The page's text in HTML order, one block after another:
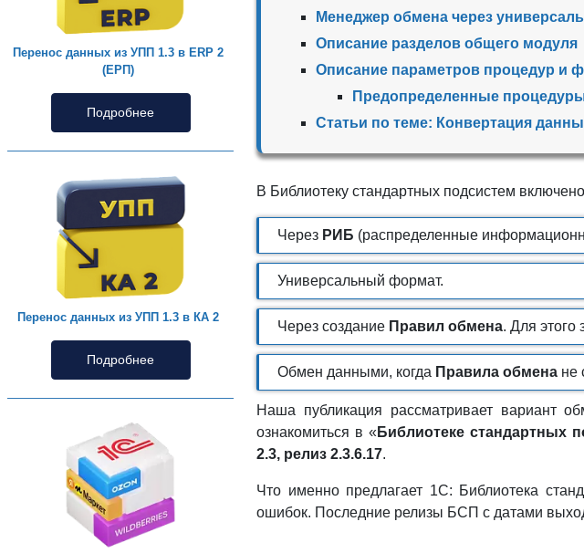
Перенос данных из УПП 1.3 в ERP 2
(ЕРП)
Подробнее
Перенос данных из УПП 1.3 в КА 2
Подробнее
Менеджер обмена через
Описание разделов общего модуля
Описание параметров процедур и
Предопределенные
Статьи по теме: Конвертация
В Библиотеку стандартных подсистем
Через РИБ (распределенные
Универсальный формат.
Через создание Правил обмена. Для этого
Обмен данными, когда Правила обмена не
Наша публикация рассматривает вариант
ознакомиться в « Библиотеке стандартных
2.3, релиз 2.3.6.17.
Что именно предлагает 1С: Библиотека
ошибок. Последние релизы БСП с датами